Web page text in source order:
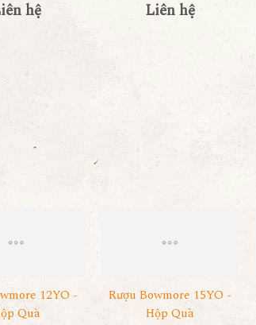
hệ Liên hệ
12YO -
Quà
Rượu Bowmore 15YO -
Hộp Quà